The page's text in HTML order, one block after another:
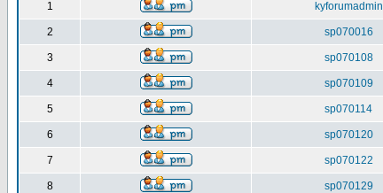
1 kyforumadmin
2 sp070016
3 sp070108
4 sp070109
5 sp070114
6 sp070120
7 sp070122
8 sp070129